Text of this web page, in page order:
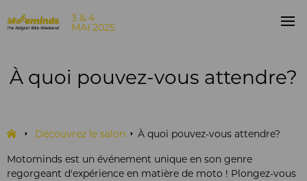
3 & 4
MAI 2025
À quoi pouvez-vous attendre?
Découvrez le salon À quoi pouvez-vous attendre?
Motominds est un événement unique en son genre
regorgeant d'expérience en matière de moto ! Plongez-vous